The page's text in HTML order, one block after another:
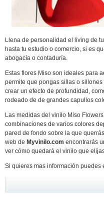
Llena de personalidad el living de
hasta tu estudio o comercio, si es
abogacía o contaduría.
Estas flores Miso son ideales para
permite que pongas sillas o
crear un efecto de profundidad,
rodeado de de grandes capullos
Las medidas del vinilo Miso
combinaciones de varios colores
pared de fondo sobre la que
web de Myvinilo.com encontrarás
ver cómo quedará el vinilo que
Si quieres mas información puedes